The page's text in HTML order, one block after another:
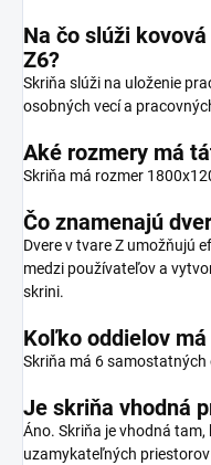
Na čo slúži
Z6?
Skriňa slúži na uloženie
osobných vecí a
Aké rozmery má
Skriňa má rozmer
Čo znamenajú
Dvere v tvare Z umožňujú
medzi používateľov a
skrini.
Koľko oddielov
Skriňa má 6 samostatných
Je skriňa vhodná
Áno. Skriňa je vhodná
uzamykateľných priestorov